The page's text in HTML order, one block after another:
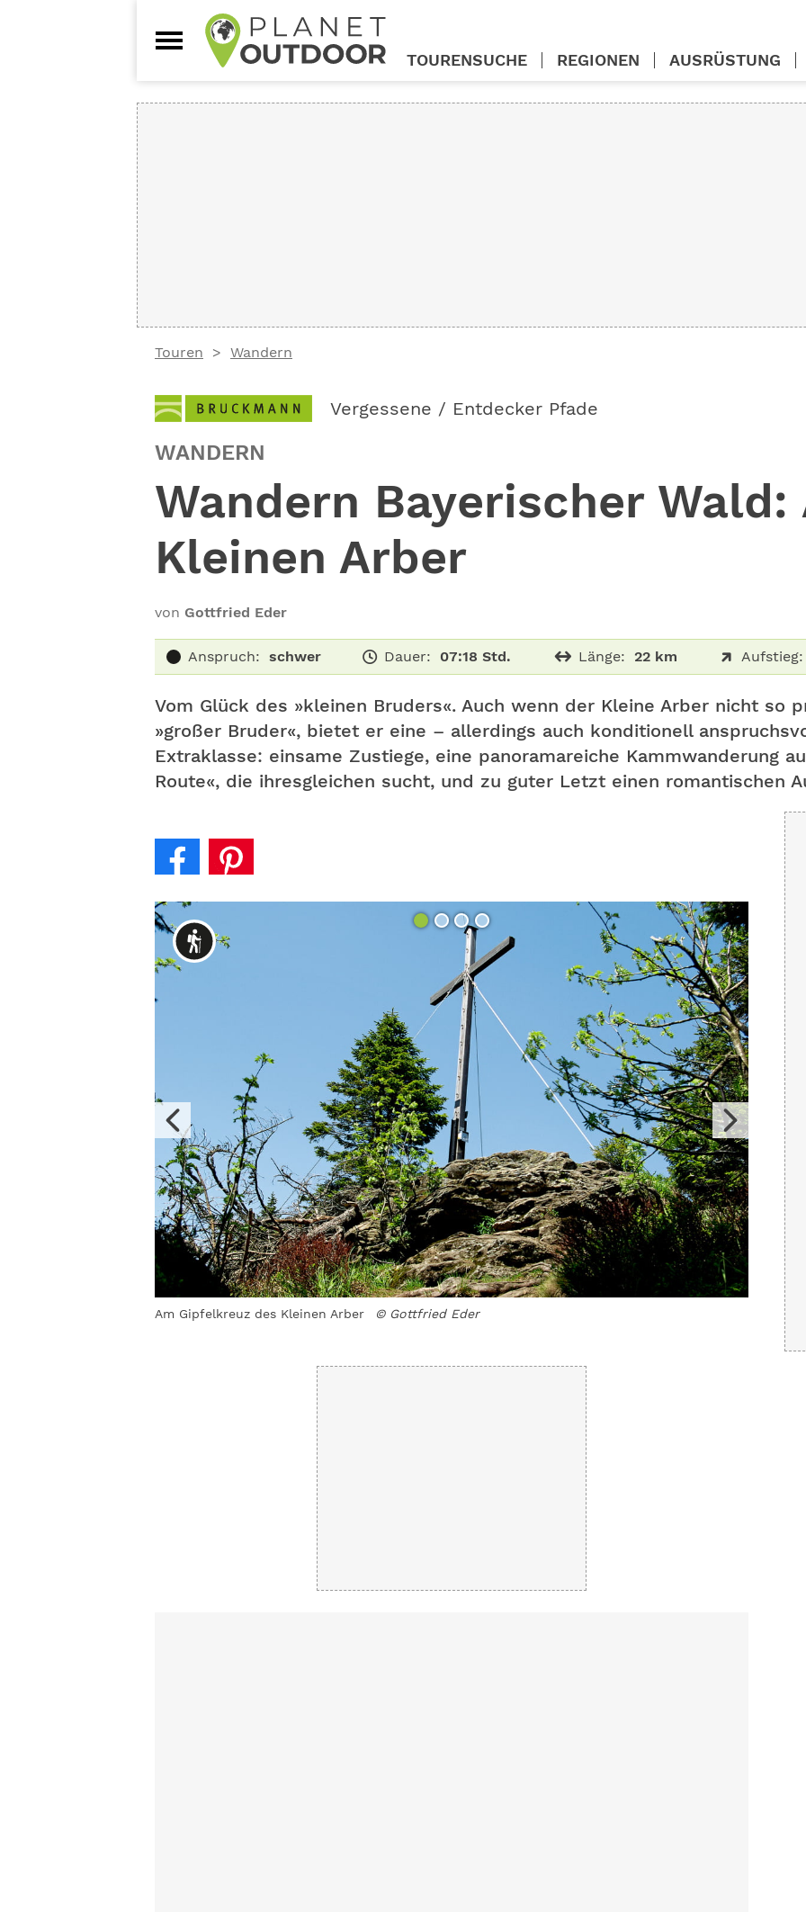
Touren Wandern
Vergessene / Entdecker Pfade
WANDERN
Wandern Bayerischer Wald:
Kleinen Arber
von Gottfried Eder
Anspruch: schwer Dauer: 07:18 Std. Länge: 22 km Aufstieg:
Vom Glück des »kleinen Bruders«. Auch wenn der Kleine Arber nicht so
»großer Bruder«, bietet er eine – allerdings auch konditionell
Extraklasse: einsame Zustiege, eine panoramareiche Kammwanderung
Route«, die ihresgleichen sucht, und zu guter Letzt einen romantischen
Am Gipfelkreuz des Kleinen Arber © Gottfried Eder
Über
TOURENSUCHE REGIONEN AUSRÜSTUNG